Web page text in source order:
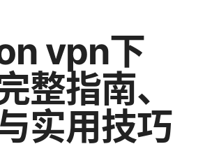
vpn下
整指南、
实用技巧